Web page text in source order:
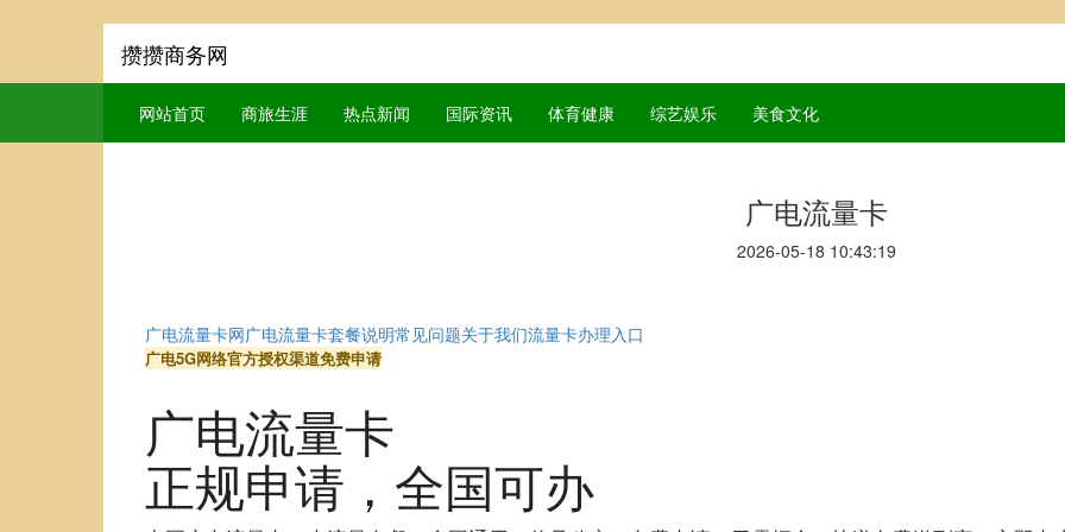
攒攒商务网
网站首页 商旅生涯 热点新闻 国际资讯 体育健康 综艺娱乐 美食文化
广电流量卡
2026-05-18 10:43:19
广电流量卡网广电流量卡套餐说明常见问题关于我们流量卡办理入口
广电5G网络官方授权渠道免费申请
广电流量卡
正规申请 ，全国可办